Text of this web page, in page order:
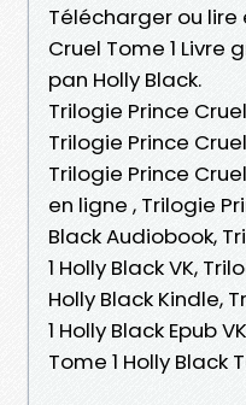
Télécharger ou lire
Cruel Tome 1 Livre
pan Holly Black.
Trilogie Prince
Trilogie Prince
Trilogie Prince
en ligne , Trilogie
Black Audiobook,
1 Holly Black VK,
Holly Black Kindle,
1 Holly Black Epub
Tome 1 Holly